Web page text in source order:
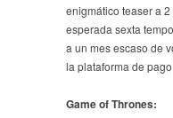
enigmático teaser a
esperada sexta
a un mes escaso de
la plataforma de
Game of Thrones: